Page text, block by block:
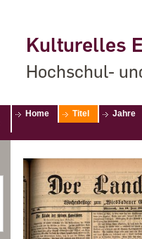
Kulturelles
Hochschul-
Home Titel Jahre